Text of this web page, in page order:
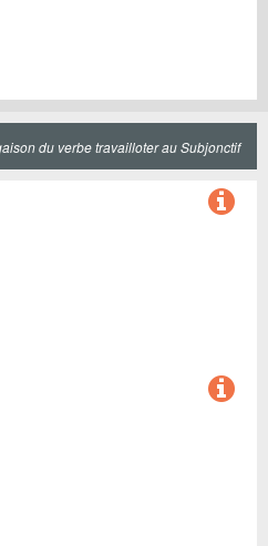
du verbe travailloter au Subjonctif